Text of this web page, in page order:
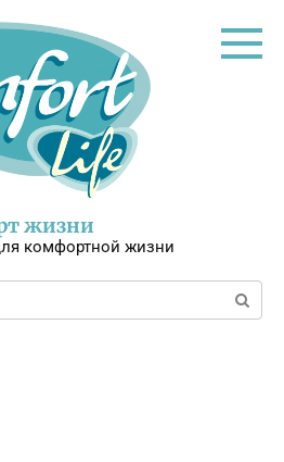
жизни
комфортной жизни